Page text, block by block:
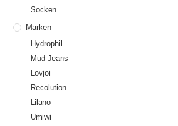
Socken
Marken
Hydrophil
Mud Jeans
Lovjoi
Recolution
Lilano
Umiwi